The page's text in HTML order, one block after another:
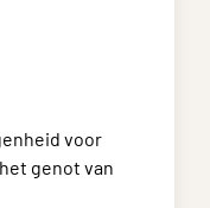
voor
genot van